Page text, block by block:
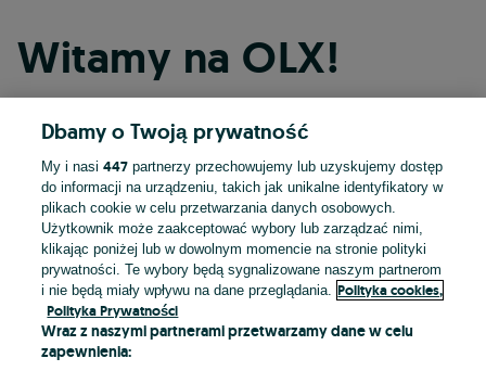
Witamy na OLX!
Kontynuuj przez Facebooka
Kontynuuj przez konto Apple
Kontynuuj przez konto Google
LUB
Dbamy o Twoją prywatność
My i nasi447 partnerzy przechowujemy lub uzyskujemy dostęp
do informacji na urządzeniu, takich jak unikalne identyfikatory w
plikach cookie w celu przetwarzania danych osobowych.
Użytkownik może zaakceptować wybory lub zarządzać nimi,
klikając poniżej lub w dowolnym momencie na stronie polityki
prywatności. Te wybory będą sygnalizowane naszym partnerom
i nie będą miały wpływu na dane przeglądania.
Polityka cookies,
Polityka Prywatności
Wraz z naszymi partnerami przetwarzamy dane w celu
zapewnienia: